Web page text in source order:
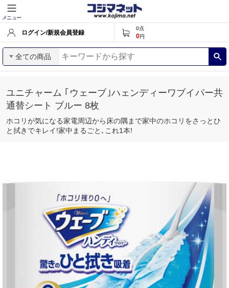
メニュー
ログイン/新規会員登録
0点
0円
全ての商品
ユニチャーム ｢ウェーブ｣ハェンディーワブイパー共
通替シート ブルー 8枚
ホコリが気になる家電周辺から床の隅まで家中のホコリをさっとひ
と拭きでキレイ!家中まるごと､これ1本!